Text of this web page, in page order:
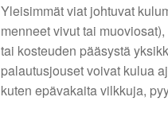
Yleisimmät viat johtuvat
menneet vivut tai
tai kosteuden pääsystä
palautusjouset voivat kulua
kuten epävakaita vilkkuja,